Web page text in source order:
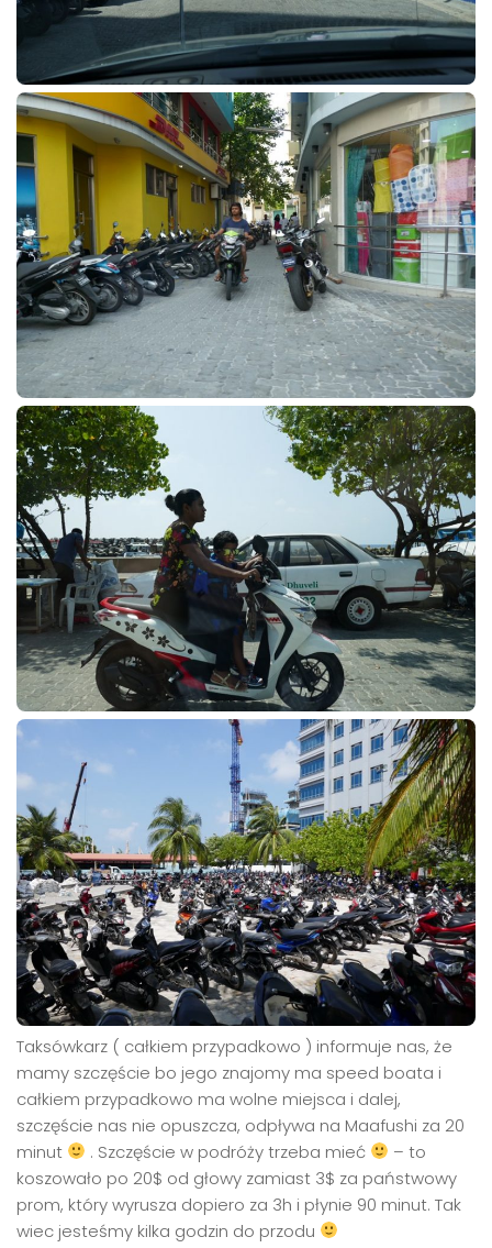
Taksówkarz ( całkiem przypadkowo ) informuje nas, że
mamy szczęście bo jego znajomy ma speed boata i
całkiem przypadkowo ma wolne miejsca i dalej,
szczęście nas nie opuszcza, odpływa na Maafushi za 20
minut
. Szczęście w podróży trzeba mieć
– to
koszowało po 20$ od głowy zamiast 3$ za państwowy
prom, który wyrusza dopiero za 3h i płynie 90 minut. Tak
wiec jesteśmy kilka godzin do przodu